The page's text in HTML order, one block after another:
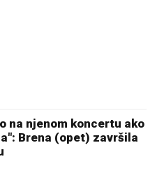
na njenom koncertu ako
Brena (opet) završila